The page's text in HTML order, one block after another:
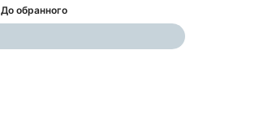
До обранного